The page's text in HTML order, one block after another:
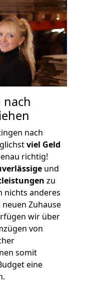
nach
nach
viel Geld
richtig!
und
zu
nichts anderes
Zuhause
wir über
von
somit
eine